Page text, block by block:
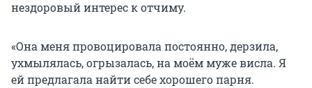
нездоровый интерес к отчиму.
«Она меня провоцировала постоянно, дерзила,
ухмылялась, огрызалась, на моём муже висла. Я
ей предлагала найти себе хорошего парня.